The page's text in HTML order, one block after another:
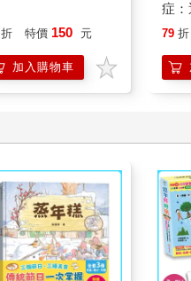
折 特價 150 元
加入購物車
症
開
的
79 折